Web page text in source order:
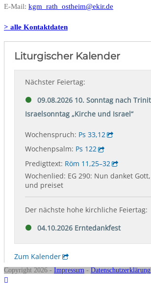
E-Mail: kgm_rath_ostheim@ekir.de
> alle Kontaktdaten
Copyright 2026 - Impressum - Datenschutzerklärung